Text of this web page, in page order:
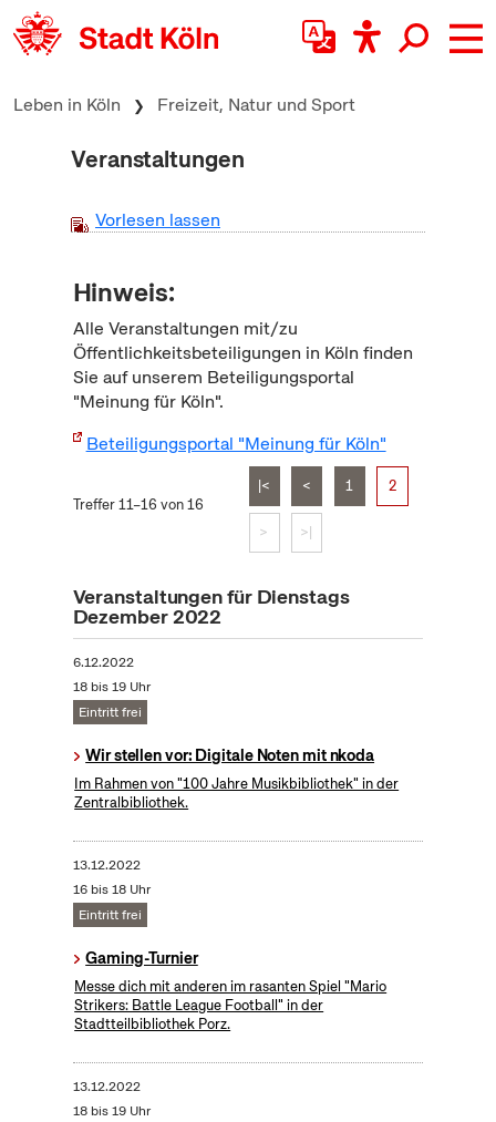
zum Inhalt springen
Leben in Köln Freizeit, Natur und Sport
Veranstaltungen
Vorlesen lassen
Hinweis:
Alle Veranstaltungen mit/zu
Öffentlichkeitsbeteiligungen in Köln finden
Sie auf unserem Beteiligungsportal
"Meinung für Köln".
Beteiligungsportal "Meinung für Köln"
Treffer 11–16 von 16
|< < 1 2
> >|
Veranstaltungen für Dienstags
Dezember 2022
6.12.2022
18 bis 19 Uhr
Eintritt frei
Wir stellen vor: Digitale Noten mit nkoda
Im Rahmen von "100 Jahre Musikbibliothek" in der
Zentralbibliothek.
13.12.2022
16 bis 18 Uhr
Eintritt frei
Gaming-Turnier
Messe dich mit anderen im rasanten Spiel "Mario
Strikers: Battle League Football" in der
Stadtteilbibliothek Porz.
13.12.2022
18 bis 19 Uhr